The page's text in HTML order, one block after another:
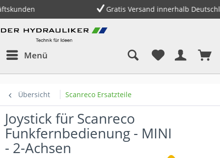
Gratis Versand innerhalb Deutschlands ab 150,- €
Menü
Übersicht Scanreco Ersatzteile
Joystick für Scanreco
Funkfernbedienung - MINI
- 2-Achsen